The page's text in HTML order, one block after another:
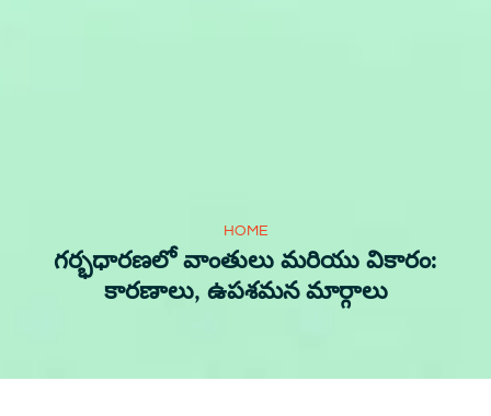
HOME
గర్భధారణలో వాంతులు మరియు వికారం:
కారణాలు, ఉపశమన మార్గాలు